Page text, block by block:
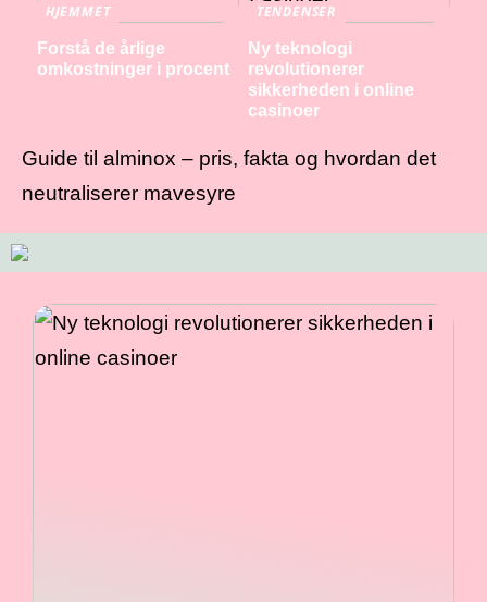
HJEMMET
Forstå de årlige
omkostninger i procent
TENDENSER
Ny teknologi
revolutionerer
sikkerheden i online
casinoer
Guide til alminox – pris, fakta og hvordan det
neutraliserer mavesyre